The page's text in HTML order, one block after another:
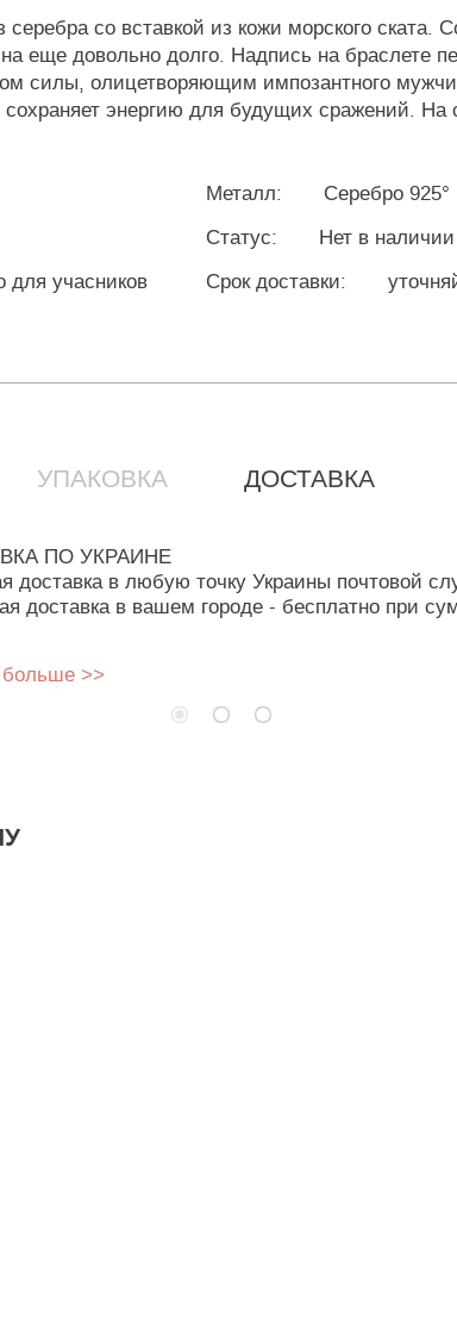
со вставкой из кожи морского ската.
еще довольно долго. Надпись на браслете
силы, олицетворяющим импозантного
энергию для будущих сражений. На
Металл:
Серебро 925°
Статус:
Нет в наличии
для учасников
Срок доставки:
УПАКОВКА ДОСТАВКА
ПО УКРАИНЕ
доставка в любую точку Украины почтовой
доставка в вашем городе - бесплатно при
больше >>